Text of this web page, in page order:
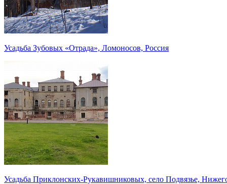
Усадьба Зубовых «Отрада», Ломоносов, Россия
Усадьба Приклонских-Рукавишниковых, село Подвязье,